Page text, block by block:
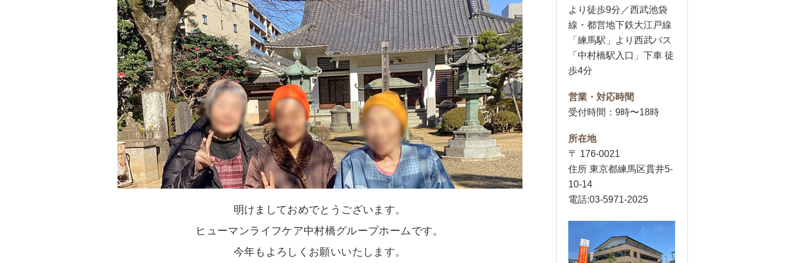
明けましておめでとうございます。
ヒューマンライフケア中村橋グループホームです。
今年もよろしくお願いいたします。
より徒歩9分／西武池袋
線・都営地下鉄大江戸線
「練馬駅」より西武バス
「中村橋駅入口」下車 徒
歩4分
営業・対応時間
受付時間：9時〜18時
所在地
〒 176-0021
住所 東京都練馬区貫井5-
10-14
電話:03-5971-2025